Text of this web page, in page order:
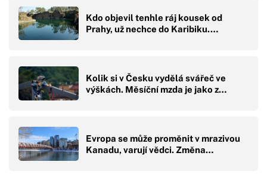
Kdo objevil tenhle ráj kousek od
Prahy, už nechce do Karibiku.…
Kolik si v Česku vydělá svářeč ve
výškách. Měsíční mzda je jako z…
Evropa se může proměnit v mrazivou
Kanadu, varují vědci. Změna…